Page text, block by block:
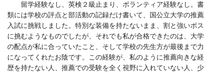
留学経験なし、英検２級止まり、ボランティア経験なし。書
類には学校の評点と部活動の記録だけ書いて、国公立大学の推薦
入試に挑戦しました。特別な装備を持たないまま、割と強いボス
に挑むようなものでしたが、それでも私が合格できたのは、大学
の配点が私に合っていたこと、そして学校の先生方が最後まで力
になってくれたお陰です。この経験が、私のように推薦向きな経
歴を持たない人、推薦での受験を全く視野に入れていない人、少